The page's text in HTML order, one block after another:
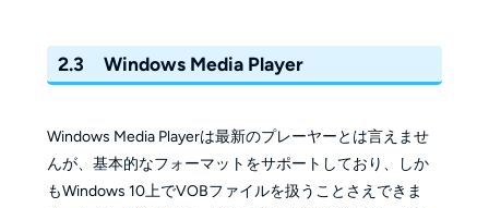
2.3 Windows Media Player
Windows Media Playerは最新のプレーヤーとは言えませ
んが、基本的なフォーマットをサポートしており、しか
もWindows 10上でVOBファイルを扱うことさえできま